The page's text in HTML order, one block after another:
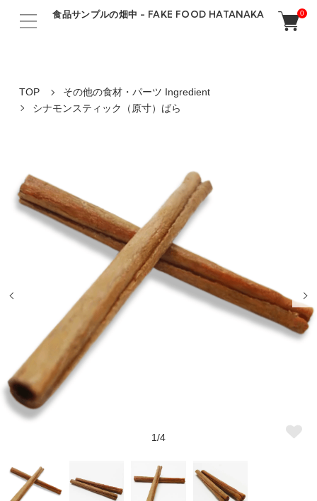
食品サンプルの畑中 - FAKE FOOD HATANAKA 0
TOP
その他の食材・パーツ Ingredient
シナモンスティック（原寸）ばら
1/4